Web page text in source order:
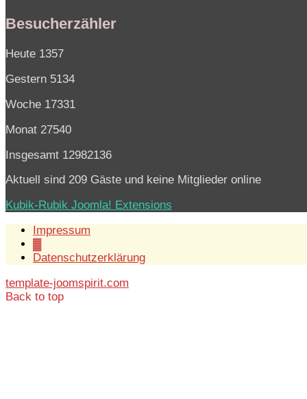
Besucherzähler
Heute 1357
Gestern 5134
Woche 17331
Monat 27540
Insgesamt 12982136
Aktuell sind 209 Gäste und keine Mitglieder online
Kubik-Rubik Joomla! Extensions
Impressum
▓
Datenschutzerklärung
template-joomspirit.com
Back to top